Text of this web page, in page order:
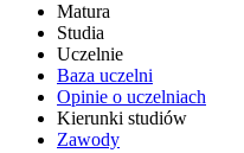
Matura
Studia
Uczelnie
Baza uczelni
Opinie o uczelniach
Kierunki studiów
Zawody